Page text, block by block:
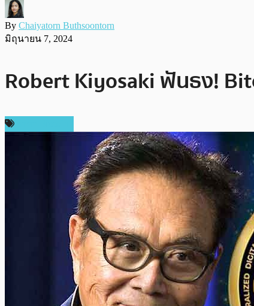
By Chaiyatorn Buthsoontorn
มิถุนายน 7, 2024
Robert Kiyosaki ฟันธง!